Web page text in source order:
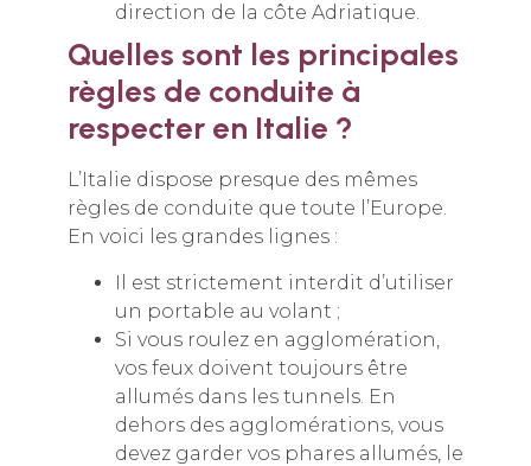
direction de la côte Adriatique.
Quelles sont les principales
règles de conduite à
respecter en Italie ?
L’Italie dispose presque des mêmes
règles de conduite que toute l’Europe.
En voici les grandes lignes :
Il est strictement interdit d’utiliser
un portable au volant ;
Si vous roulez en agglomération,
vos feux doivent toujours être
allumés dans les tunnels. En
dehors des agglomérations, vous
devez garder vos phares allumés, le